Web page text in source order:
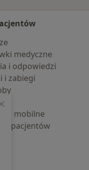
medyczne
i odpowiedzi
i zabiegi
mobilne
pacjentów